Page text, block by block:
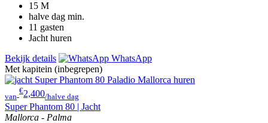
15 M
halve dag min.
11 gasten
Jacht huren
Bekijk details
WhatsApp
Met kapitein (inbegrepen)
van
€2,400/halve dag
Super Phantom 80 | Jacht
Mallorca - Palma